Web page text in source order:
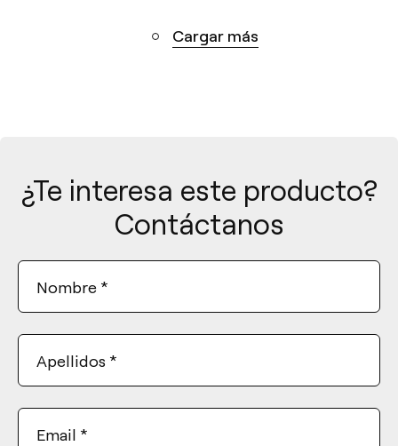
Cargar más
¿Te interesa este producto?
Contáctanos
Nombre *
Apellidos *
Email *